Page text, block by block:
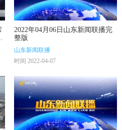
2022年04月06日山东新闻联播完
整版
山东新闻联播
时间 2022-04-07